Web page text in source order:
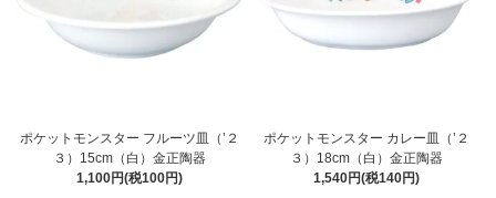
ポケットモンスター フルーツ皿（’２
３）15cm（白）金正陶器
1,100円(税100円)
ポケットモンスター カレー皿（’２
３）18cm（白）金正陶器
1,540円(税140円)